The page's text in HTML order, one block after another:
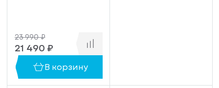
23 990 ₽
21 490 ₽
В корзину